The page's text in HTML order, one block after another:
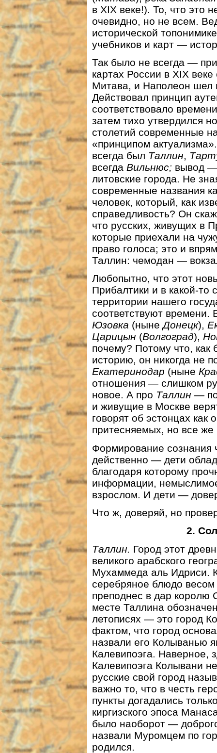
в XIX веке!). То, что это
очевидно, но не всем.
исторической
учебников и карт —
Так было не всегда —
картах России в XIX
Митава, и Наполеон шел
Действовал принцип
соответствовало
затем тихо утвердился
столетий современные
«принципом
всегда был Таллин,
всегда Вильнюс; вывод
литовские города. Не
современные названия
человек, который, как
справедливость? Он
что русских, живущих в
которые приехали на
право голоса; это и
Таллин: чемодан —
Любопытно, что этот
Прибалтики и в какой-то
территории нашего
соответствуют времени.
Юзовка (нынеДонецк),
Царицын (Волгоград),
почему? Потому что, как
историю, он никогда не
Екатеринодар (ныне
отношения — слишком
новое. А про Таллин —
и живущие в Москве
говорят об эстонцах как
притесняемых, но все
Формирование сознания
действенно — дети
благодаря которому
информации,
взрослом. И дети —
Что ж, доверяй, но
2.
Таллин.
Город этот
великого арабского
Мухаммеда аль Идриси.
серебряное блюдо весом
преподнес в дар королю
месте Таллина
летописях — это город
фактом, что город
назвали его Колыванью
Калевипоэга. Наверное,
Калевипоэга Колывани
русские свой город
важно то, что в честь
пункты догадались
киргизского эпоса
было наоборот —
назвали Муромцем по
родился.